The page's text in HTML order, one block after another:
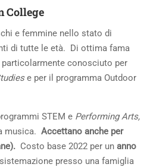
College
e femmine nello stato di
di tutte le età. Di ottima fama
conosciuto per
e per il programma Outdoor
STEM e Performing Arts,
musica. Accettano anche per
Costo base 2022 per un anno
presso una famiglia